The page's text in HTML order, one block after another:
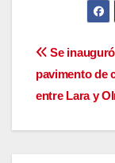
de
Se
pavimento de
entre Lara y